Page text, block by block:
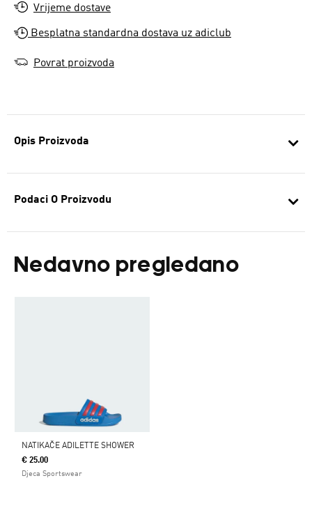
Opis Proizvoda
Podaci O Proizvodu
Nedavno pregledano
NATIKAČE ADILETTE SHOWER
€ 25.00
Djeca Sportswear
Vrijeme dostave
Besplatna standardna dostava uz adiclub
Povrat proizvoda